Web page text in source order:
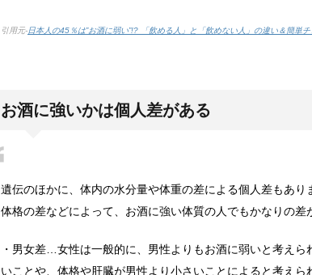
家を出て一人暮しを始めるのは不安と期待が入り
排卵日・高温期の数え方って？
赤ちゃんが欲しい方にとって一番気になるのが排
引用元-日本人の45％は”お酒に弱い”!? 「飲める人」と「飲めない人」の違い＆簡単
お酒に強いかは個人差がある
遺伝のほかに、体内の水分量や体重の差による個人差もあり
体格の差などによって、お酒に強い体質の人でもかなりの差
・男女差…女性は一般的に、男性よりもお酒に弱いと考え
いことや、体格や肝臓が男性より小さいことによると考えら